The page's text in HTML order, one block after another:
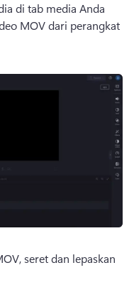
di tab media Anda
MOV dari perangkat
seret dan lepaskan